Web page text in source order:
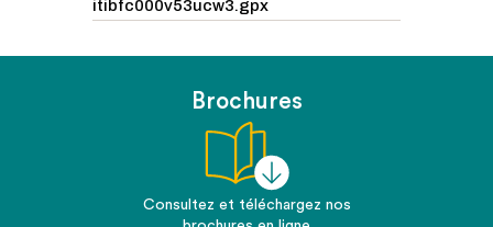
itibfc000v53ucw3.gpx
Brochures
Consultez et téléchargez nos